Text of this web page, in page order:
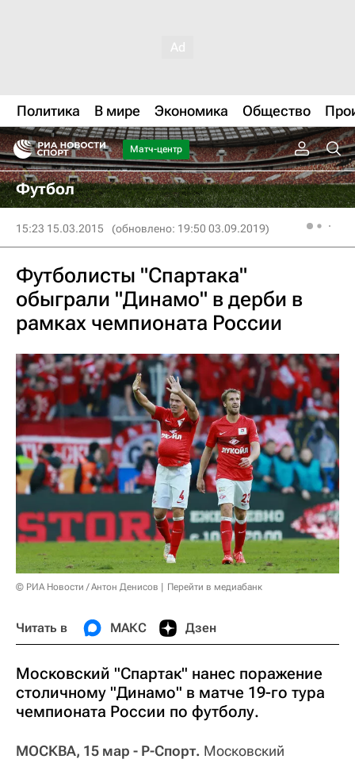
Политика В мире Экономика Общество
Матч-центр
Футбол
15:23 15.03.2015 (обновлено: 19:50 03.09.2019)
Футболисты "Спартака"
обыграли "Динамо" в дерби в
рамках чемпионата России
© РИА Новости / Антон Денисов Перейти в медиабанк
Читать в МАКС Дзен
Московский "Спартак" нанес поражение
столичному "Динамо" в матче 19-го тура
чемпионата России по футболу.
МОСКВА, 15 мар - Р-Спорт. Московский